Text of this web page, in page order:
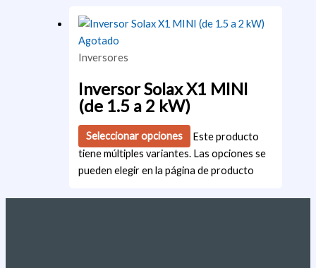
Agotado
Inversores
Inversor Solax X1 MINI
(de 1.5 a 2 kW)
Seleccionar opciones
Este producto
tiene múltiples variantes. Las opciones se
pueden elegir en la página de producto